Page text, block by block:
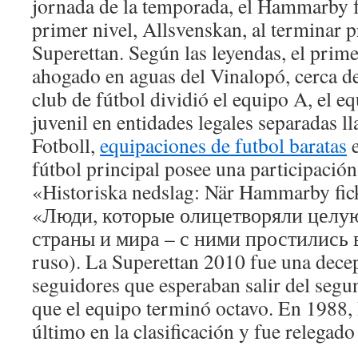
jornada de la temporada, el Hammarby
primer nivel, Allsvenskan, al terminar
Superettan. Según las leyendas, el
ahogado en aguas del Vinalopó, cerca
club de fútbol dividió el equipo A, el
juvenil en entidades legales separadas
Fotboll, equipaciones de futbol baratas
fútbol principal posee una
«Historiska nedslag: När Hammarby
«Люди, которые олицетворяли
страны и мира – с ними простились
ruso). La Superettan 2010 fue una
seguidores que esperaban salir del
que el equipo terminó octavo. En
último en la clasificación y fue